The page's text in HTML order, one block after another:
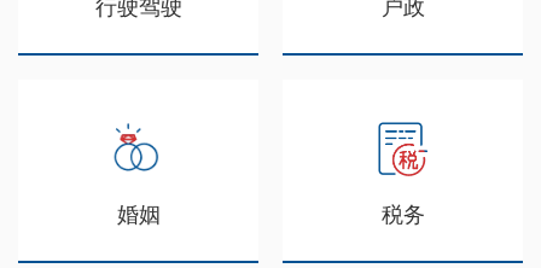
行驶驾驶 户政
婚姻 税务